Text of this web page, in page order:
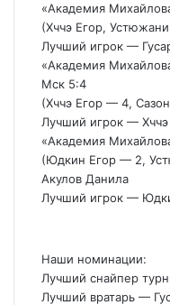
«Академия
(Хччэ Егор,
Лучший игрок —
«Академия
Мск 5:4
(Хччэ Егор — 4,
Лучший игрок — Хччэ
«Академия
(Юдкин Егор — 2,
Акулов Данила
Лучший игрок —
Наши номинации:
Лучший снайпер
Лучший вратарь —